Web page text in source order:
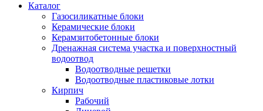
Каталог
Газосиликатные блоки
Керамические блоки
Керамзитобетонные блоки
Дренажная система участка и поверхностный
водоотвод
Водоотводные решетки
Водоотводные пластиковые лотки
Кирпич
Рабочий